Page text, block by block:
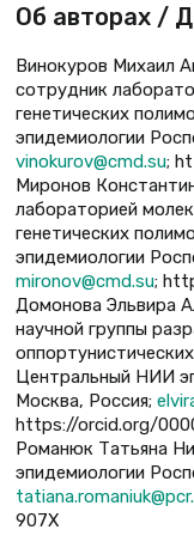
Об авторах /
Винокуров Михаил
сотрудник
генетических
эпидемиологии
vinokurov@cmd.su;
Миронов
лабораторией
генетических
эпидемиологии
mironov@cmd.su;
Домонова Эльвира
научной группы
Центральный НИИ
Москва, Россия;
https://orcid.org/
Романюк Татьяна
эпидемиологии
907X